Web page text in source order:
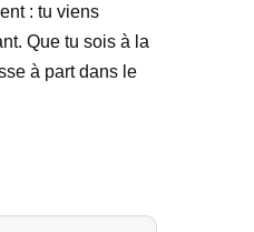
: tu viens
Que tu sois à la
à part dans le